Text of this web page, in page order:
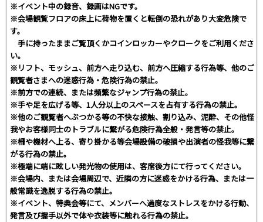
※イベント中の録音、録画はNGです。
※会場観覧フロアの床上に荷物を置くと転倒の恐れがあり大変危険で
す。
手に持ったままご覧頂くかコインロッカーやクロークをご利用くださ
い。
※リフト、モッシュ、前方へ走り込む、前方へ圧縮する行為等、他のご
観覧者さまへの迷惑行為・危険行為の禁止。
※前方での連続、または頻繁なジャンプ行為の禁止。
※手や足を広げる等、1人分以上のスペースを占有する行為の禁止。
※他のご観覧者へぶつかる等の不快な接触、割り込み、泥酔、その他怪
我やお客様同士のトラブルに繋がる危険行為全般・発言等の禁止。
※柵や機材へ上る、寄り掛かる等会場設備の破損や出演者の怪我等に繋
がる行為の禁止。
※極端に端に眩しい発光物の使用は、客席後方にて行ってください。
※会場内、または会場周辺で、近隣の方に迷惑をかける行為、または一
般常識を逸脱する行為の禁止。
※イベント、特典会等にて、メンバーへ過度なストレスをかける行動、
発言及び握手以外で体や衣装等に触れる行為の禁止。